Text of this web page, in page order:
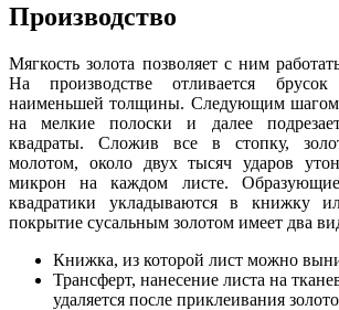
Производство
Мягкость золота позволяет с ним
На производстве отливается брусок
наименьшей толщины. Следующим шагом
на мелкие полоски и далее
квадраты. Сложив все в стопку,
молотом, около двух тысяч ударов
микрон на каждом листе.
квадратики укладываются в книжку
покрытие сусальным золотом имеет два
Книжка, из которой лист можно
Трансферт, нанесение листа на
удаляется после приклеивания